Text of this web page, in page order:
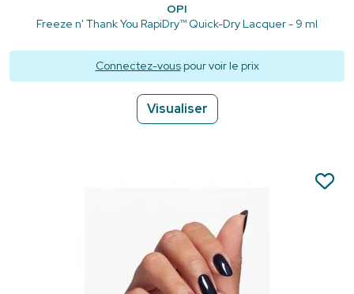
OPI
Freeze n' Thank You RapiDry™ Quick-Dry Lacquer - 9 ml
Connectez-vouspour voir le prix
Visualiser